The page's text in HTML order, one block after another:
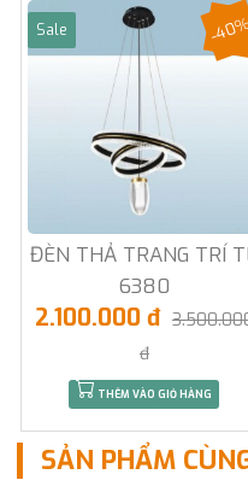
Sale
ĐÈN THẢ TRANG TRÍ
6380
-
2.100.000 đ
đ
THÊM VÀO GIỎ HÀNG
SẢN PHẨM